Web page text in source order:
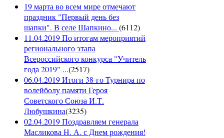
19 марта во всем мире отмечают
праздник "Первый день без
шапки". В селе Шапкино... (6112)
11.04.2019 По итогам мероприятий
регионального этапа
Всероссийского конкурса "Учитель
года 2019" ...(2517)
06.04.2019 Итоги 38-го Турнира по
волейболу памяти Героя
Советского Союза И.Т.
Любушкина(3235)
02.04.2019 Поздравляем генерала
Масликова Н. А. с Днем рождения!